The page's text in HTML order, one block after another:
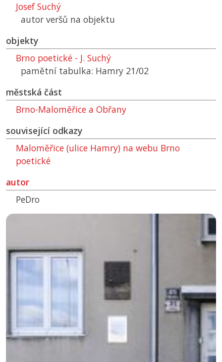
Josef Suchý
autor veršů na objektu
objekty
Brno poetické - J. Suchý
pamětní tabulka: Hamry 21/02
městská část
Brno-Maloměřice a Obřany
související odkazy
Maloměřice (ulice Hamry) na webu Brno
poetické
autor
PeDro